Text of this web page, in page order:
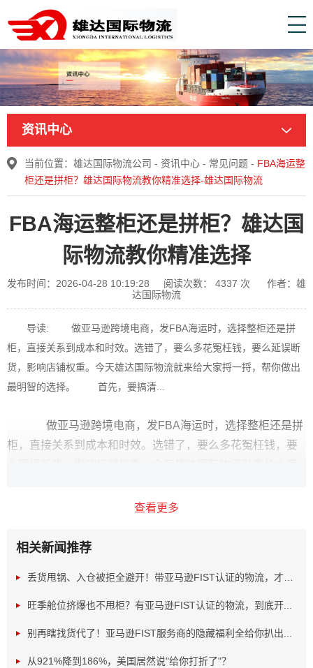
资讯中心
当前位置： 雄达国际物流公司 - 资讯中心 - 常见问题 - FBA海运整
柜还是拼柜？雄达国际物流教你精准选择-雄达国际物流
FBA海运整柜还是拼柜？雄达国
际物流教你精准选择
发布时间：2026-04-28 10:19:28 阅读次数： 4337 次
作者：雄
达国际物流
导读: 做亚马逊跨境电商，发FBA海运时，选择整柜还是拼
柜，直接关系到成本和时效。选错了，要么多花冤枉钱，要么延误断
货，影响店铺权重。今天雄达国际物流就来给大家捋一捋，帮你做出
最明智的选择。 首先，要搞清...
做亚马逊跨境电商，发FBA海运时，选择整柜还是拼
柜，直接关系到成本和时效。选错了，要么多花冤枉钱，要
查看更多
相关新闻推荐
丢货甩锅、入仓被拒全避开！带亚马逊FIST认证的物流，才是...
旺季舱位挤爆也不甩柜？有亚马逊FIST认证的物流，到底开...
别再瞎找货代了！亚马逊FIST服务商的隐藏福利全给你扒出...
从921%降到186%，美国居然说"给你打折了"？